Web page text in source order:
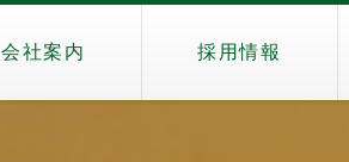
会社案内 採用情報